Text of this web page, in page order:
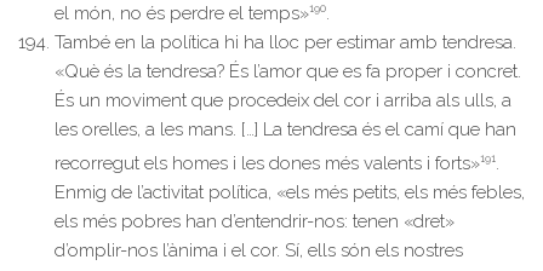
el món, no és perdre el temps»190.
També en la política hi ha lloc per estimar amb tendresa.
«Què és la tendresa? És l’amor que es fa proper i concret.
És un moviment que procedeix del cor i arriba als ulls, a
les orelles, a les mans. […] La tendresa és el camí que han
recorregut els homes i les dones més valents i forts»191.
Enmig de l’activitat política, «els més petits, els més febles,
els més pobres han d’entendrir-nos: tenen «dret»
d’omplir-nos l’ànima i el cor. Sí, ells són els nostres